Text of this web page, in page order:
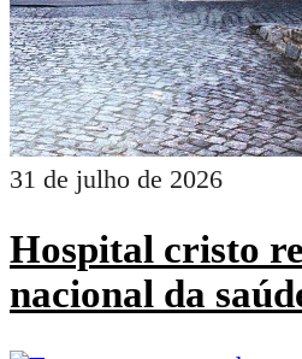
31 de julho de 2026
Hospital cristo
nacional da